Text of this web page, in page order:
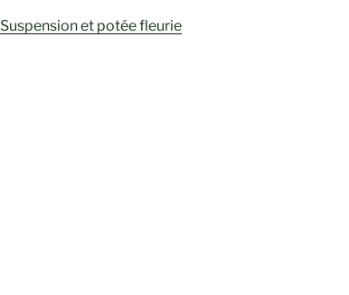
Suspension et potée fleurie